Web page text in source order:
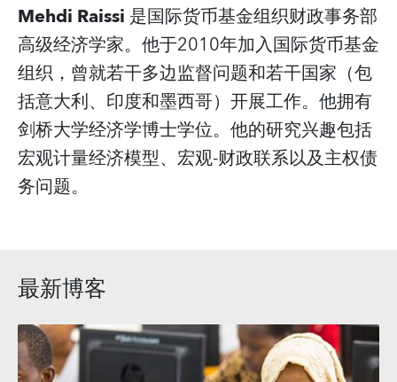
Mehdi Raissi是国际货币基金组织财政事务部
高级经济学家。他于2010年加入国际货币基金
组织，曾就若干多边监督问题和若干国家（包
括意大利、印度和墨西哥）开展工作。他拥有
剑桥大学经济学博士学位。他的研究兴趣包括
宏观计量经济模型、宏观-财政联系以及主权债
务问题。
最新博客